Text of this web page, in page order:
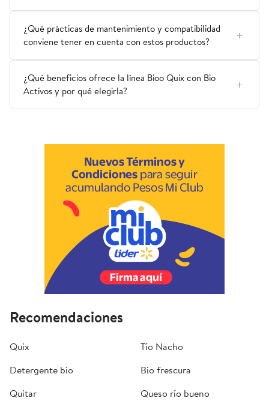
¿Qué prácticas de mantenimiento y compatibilidad
conviene tener en cuenta con estos productos?
¿Qué beneficios ofrece la línea Bioo Quix con Bio
Activos y por qué elegirla?
Recomendaciones
Quix
Tío Nacho
Detergente bio
Bio frescura
Quitar
Queso río bueno